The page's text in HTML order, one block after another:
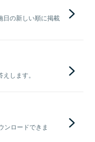
日の新しい順に掲載
します。
ンロードできま